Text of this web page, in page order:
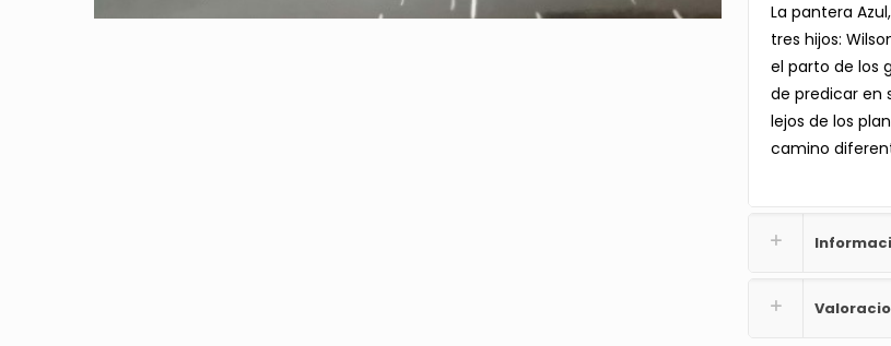
La pantera
tres hijos:
el parto de los
de predicar en
lejos de los
camino